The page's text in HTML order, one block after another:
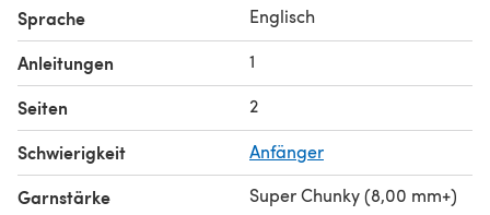
Sprache Englisch
Anleitungen 1
Seiten 2
Schwierigkeit Anfänger
Garnstärke Super Chunky (8,00 mm+)